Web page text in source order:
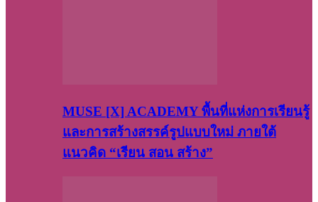
MUSE [X] ACADEMY พื้นที่แห่งการเรียนรู้
และการสร้างสรรค์รูปแบบใหม่ ภายใต้
แนวคิด “เรียน สอน สร้าง”